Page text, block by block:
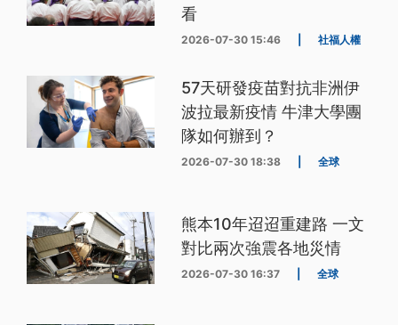
看
2026-07-30 15:46 社福人權
57天研發疫苗對抗非洲伊
波拉最新疫情 牛津大學團
隊如何辦到？
2026-07-30 18:38 全球
熊本10年迢迢重建路 一文
對比兩次強震各地災情
2026-07-30 16:37 全球